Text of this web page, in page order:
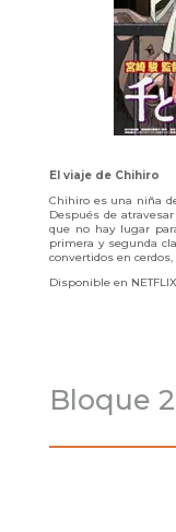
El viaje de Chihiro
Chihiro es una niña
Después de
que no hay lugar
primera y segunda
convertidos en
Disponible en NETFLIX
Bloque 2